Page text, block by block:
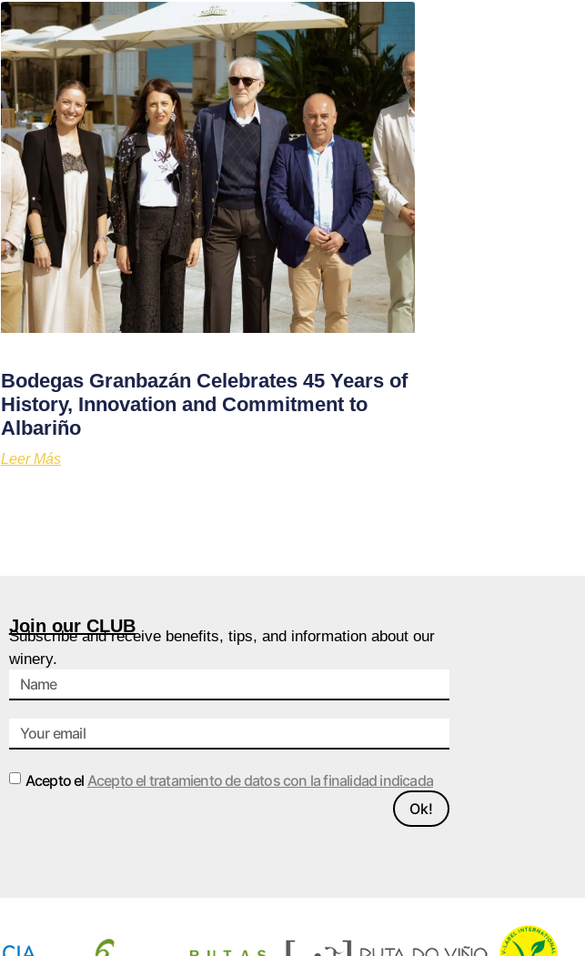
Bodegas Granbazán Celebrates 45 Years of
History, Innovation and Commitment to
Albariño
Leer Más
Join our CLUB
Subscribe and receive benefits, tips, and information about our
winery.
Acepto el Acepto el tratamiento de datos con la finalidad indicada
Ok!